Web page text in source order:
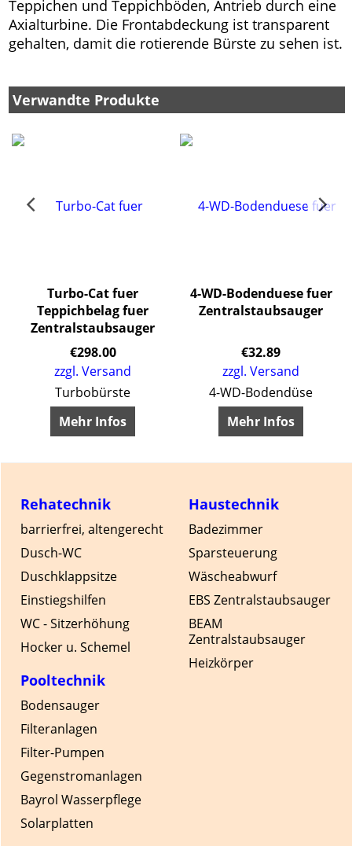
Teppichen und Teppichböden, Antrieb durch eine
Axialturbine. Die Frontabdeckung ist transparent
gehalten, damit die rotierende Bürste zu sehen ist.
Verwandte Produkte
Turbo-Cat fuer
Teppichbelag fuer
Zentralstaubsauger
€298.00
zzgl. Versand
Turbobürste
Mehr Infos
4-WD-Bodenduese fuer
Zentralstaubsauger
€32.89
zzgl. Versand
4-WD-Bodendüse
Mehr Infos
Haustechnik
Badezimmer
Sparsteuerung
Wäscheabwurf
EBS Zentralstaubsauger
BEAM
Zentralstaubsauger
Heizkörper
Rehatechnik
barrierfrei, altengerecht
Dusch-WC
Duschklappsitze
Einstiegshilfen
WC - Sitzerhöhung
Hocker u. Schemel
Pooltechnik
Bodensauger
Filteranlagen
Filter-Pumpen
Gegenstromanlagen
Bayrol Wasserpflege
Solarplatten